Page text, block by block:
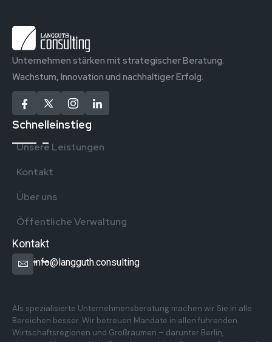
Unternehmen stärken mit strategischer Beratung.
Wachstum, Innovation und nachhaltiger Erfolg.
Schnelleinstieg
Unsere Leistungen
Kontakt
Über uns
Öffentliche Verwaltung
Kontakt
info@langguth.consulting
Als spezialisierte Unternehmensberatung machen wir Sie in alle
Bereichen besser. Wir betreuen Mandate in allen führenden
Wirtschaftsregionen und Großräumen – darunter Berlin,